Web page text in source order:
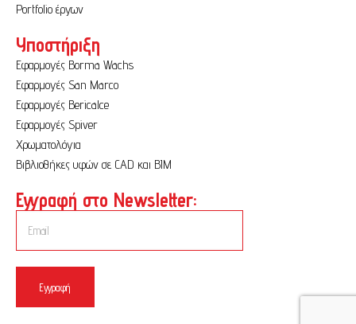
Portfolio έργων
Υποστήριξη
Εφαρμογές Borma Wachs
Εφαρμογές San Marco
Εφαρμογές Bericalce
Εφαρμογές Spiver
Χρωματολόγια
Βιβλιοθήκες υφών σε CAD και BIM
Εγγραφή στο Newsletter:
Εγγραφή